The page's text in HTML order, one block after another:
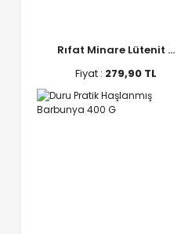
Rıfat Minare Lütenit ...
Fiyat : 279,90 TL